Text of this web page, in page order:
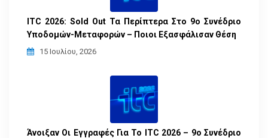
ITC 2026: Sold Out Τα Περίπτερα Στο 9ο Συνέδριο
Υποδομών-Μεταφορών – Ποιοι Εξασφάλισαν Θέση
15 Ιουλίου, 2026
Άνοιξαν Οι Εγγραφές Για Το ITC 2026 – 9ο Συνέδριο